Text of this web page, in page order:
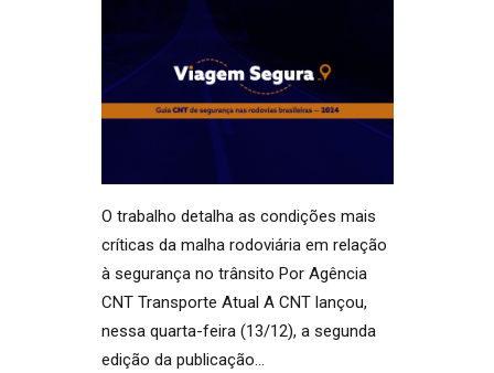
O trabalho detalha as condições mais
críticas da malha rodoviária em relação
à segurança no trânsito Por Agência
CNT Transporte Atual A CNT lançou,
nessa quarta-feira (13/12), a segunda
edição da publicação…